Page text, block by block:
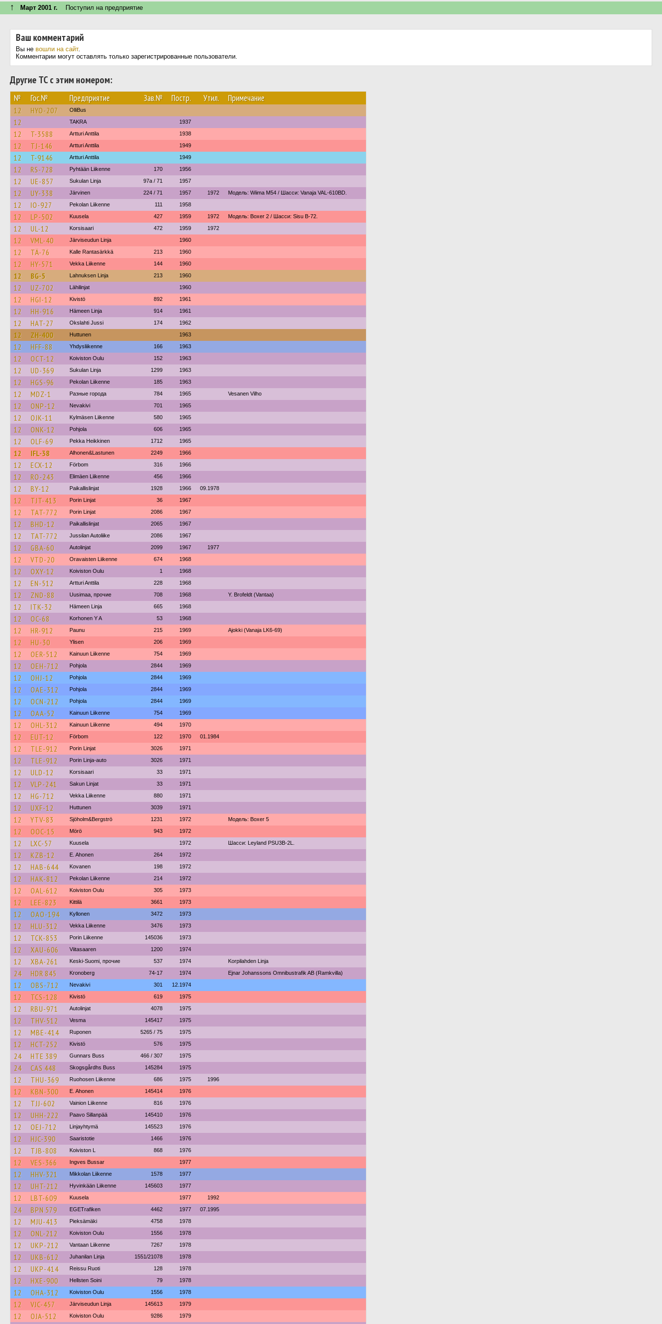
↑ Март 2001 г. Поступил на предприятие
Ваш комментарий
Вы не вошли на сайт.
Комментарии могут оставлять только зарегистрированные пользователи.
Другие ТС с этим номером:
№ Гос.№ Предприятие Зав.№ Постр. Утил. Примечание
12 HYO-207 OlliBus
12 TAKRA 1937
12 T-3588 Artturi Anttila 1938
12 TJ-146 Artturi Anttila 1949
12 T-9146 Artturi Anttila 1949
12 RS-728 Pyhtään Liikenne 170 1956
12 UE-857 Sukulan Linja 97a / 71 1957
12 UY-338 Järvinen 224 / 71 1957 1972 Модель: Wiima M54 / Шасси: Vanaja VAL-610BD.
12 IO-927 Pekolan Liikenne 111 1958
12 LP-502 Kuusela 427 1959 1972 Модель: Boxer 2 / Шасси: Sisu B-72.
12 UL-12 Korsisaari 472 1959 1972
12 VML-40 Järviseudun Linja 1960
12 TÄ-76 Kalle Rantasärkkä 213 1960
12 HY-571 Vekka Liikenne 144 1960
12 BG-5 Lahnuksen Linja 213 1960
12 UZ-702 Lähilinjat 1960
12 HGI-12 Kivistö 892 1961
12 HH-916 Hämeen Linja 914 1961
12 HAT-27 Okslahti Jussi 174 1962
12 ZH-400 Huttunen 1963
12 HFF-88 Yhdysliikenne 166 1963
12 OCT-12 Koiviston Oulu 152 1963
12 UD-369 Sukulan Linja 1299 1963
12 HGS-96 Pekolan Liikenne 185 1963
12 MDZ-1 Разные города 784 1965 Vesanen Vilho
12 ONP-12 Nevakivi 701 1965
12 OJK-11 Kylmäsen Liikenne 580 1965
12 ONK-12 Pohjola 606 1965
12 OLF-69 Pekka Heikkinen 1712 1965
12 IFL-38 Alhonen&Lastunen 2249 1966
12 ECX-12 Förbom 316 1966
12 RO-243 Elimäen Liikenne 456 1966
12 BY-12 Paikallislinjat 1928 1966 09.1978
12 TJT-413 Porin Linjat 36 1967
12 TAT-772 Porin Linjat 2086 1967
12 BHD-12 Paikallislinjat 2065 1967
12 TAT-772 Jussilan Autoliike 2086 1967
12 GBA-60 Autolinjat 2099 1967 1977
12 VTD-20 Oravaisten Liikenne 674 1968
12 OXY-12 Koiviston Oulu 1 1968
12 EN-512 Artturi Anttila 228 1968
12 ZND-88 Uusimaa, прочие 708 1968 Y. Brofeldt (Vantaa)
12 ITK-32 Hämeen Linja 665 1968
12 OC-68 Korhonen Y A 53 1968
12 HR-912 Paunu 215 1969 Ajokki (Vanaja LK6-69)
12 HU-30 Ylisen 206 1969
12 OER-512 Kainuun Liikenne 754 1969
12 OEH-712 Pohjola 2844 1969
12 OHJ-12 Pohjola 2844 1969
12 OAE-312 Pohjola 2844 1969
12 OCN-212 Pohjola 2844 1969
12 OAA-52 Kainuun Liikenne 754 1969
12 OHL-312 Kainuun Liikenne 494 1970
12 EUT-12 Förbom 122 1970 01.1984
12 TLE-912 Porin Linjat 3026 1971
12 TLE-912 Porin Linja-auto 3026 1971
12 ULD-12 Korsisaari 33 1971
12 VLP-241 Sakun Linjat 33 1971
12 HG-712 Vekka Liikenne 880 1971
12 UXF-12 Huttunen 3039 1971
12 YTV-83 Sjöholm&Bergströ 1231 1972 Модель: Boxer 5
12 OOC-15 Mörö 943 1972
12 LXC-57 Kuusela 1972 Шасси: Leyland PSU3B-2L.
12 KZB-12 E. Ahonen 264 1972
12 HAB-644 Kovanen 198 1972
12 HAK-812 Pekolan Liikenne 214 1972
12 OAL-612 Koiviston Oulu 305 1973
12 LEE-823 Kittilä 3661 1973
12 OAO-194 Kyllonen 3472 1973
12 HLU-312 Vekka Liikenne 3476 1973
12 TCK-853 Porin Liikenne 145036 1973
12 XAU-606 Viitasaaren 1200 1974
12 XBA-261 Keski-Suomi, прочие 537 1974 Korpilahden Linja
24 HDR 845 Kronoberg 74-17 1974 Ejnar Johanssons Omnibustrafik AB (Ramkvilla)
12 OBS-712 Nevakivi 301 12.1974
12 TCS-128 Kivistö 619 1975
12 RBU-971 Autolinjat 4078 1975
12 THV-512 Vesma 145417 1975
12 MBE-414 Ruponen 5265 / 75 1975
12 HCT-252 Kivistö 576 1975
24 HTE 389 Gunnars Buss 466 / 307 1975
24 CAS 448 Skogsgårdhs Buss 145284 1975
12 THU-369 Ruohosen Liikenne 686 1975 1996
12 KBN-300 E. Ahonen 145414 1976
12 TJJ-602 Vainion Liikenne 816 1976
12 UHH-222 Paavo Sillanpää 145410 1976
12 OEJ-712 Linjayhtymä 145523 1976
12 HJC-390 Saaristotie 1466 1976
12 TJB-808 Koiviston L 868 1976
12 VES-366 Ingves Bussar 1977
12 HHV-321 Mikkolan Liikenne 1578 1977
12 UHT-212 Hyvinkään Liikenne 145603 1977
12 LBT-609 Kuusela 1977 1992
24 BPN 579 EGETrafiken 4462 1977 07.1995
12 MJU-413 Pieksämäki 4758 1978
12 ONL-212 Koiviston Oulu 1556 1978
12 UKP-212 Vantaan Liikenne 7267 1978
12 UKB-612 Juhanilan Linja 1551/21078 1978
12 UKP-414 Reissu Ruoti 128 1978
12 HXE-900 Hellsten Soini 79 1978
12 OHA-312 Koiviston Oulu 1556 1978
12 VJC-457 Järviseudun Linja 145613 1979
12 OJA-512 Koiviston Oulu 9286 1979